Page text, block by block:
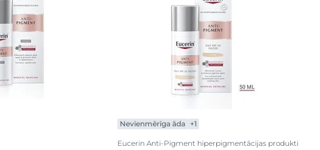
Nevienmērīga āda +1
Eucerin Anti-Pigment hiperpigmentācijas produkti